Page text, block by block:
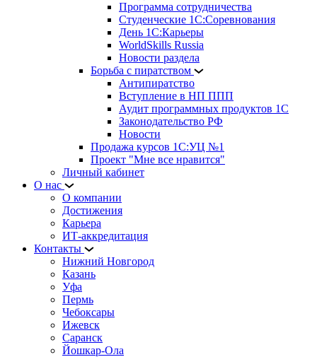
Программа сотрудничества
Студенческие 1С:Соревнования
День 1С:Карьеры
WorldSkills Russia
Новости раздела
Борьба с пиратством
Антипиратство
Вступление в НП ППП
Аудит программных продуктов 1С
Законодательство РФ
Новости
Продажа курсов 1С:УЦ №1
Проект "Мне все нравится"
Личный кабинет
О нас
О компании
Достижения
Карьера
ИТ-аккредитация
Контакты
Нижний Новгород
Казань
Уфа
Пермь
Чебоксары
Ижевск
Саранск
Йошкар-Ола